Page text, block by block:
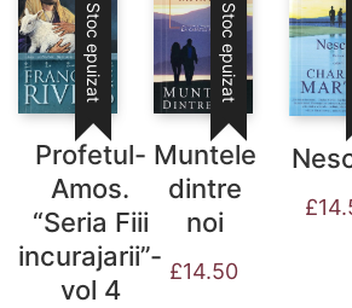
Stoc epuizat
Profetul-
Amos.
“Seria Fiii
incurajarii”-
vol 4
Stoc epuizat
Muntele
dintre
noi
£14.50
£